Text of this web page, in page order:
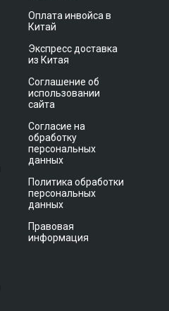
Оплата инвойса в
Китай
Экспресс доставка
из Китая
Соглашение об
использовании
сайта
Согласие на
обработку
персональных
данных
Политика обработки
персональных
данных
Правовая
информация